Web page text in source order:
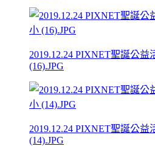
2019.12.24 PIXNET聖誕公
(16).JPG
2019.12.24 PIXNET聖誕公
(14).JPG